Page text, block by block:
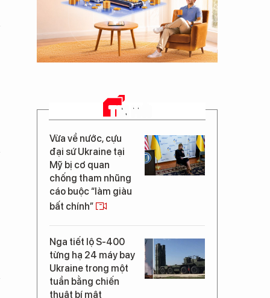
TIN MỚI
Vừa về nước, cựu
đại sứ Ukraine tại
Mỹ bị cơ quan
chống tham nhũng
cáo buộc “làm giàu
bất chính”
Nga tiết lộ S-400
từng hạ 24 máy bay
Ukraine trong một
tuần bằng chiến
thuật bí mật